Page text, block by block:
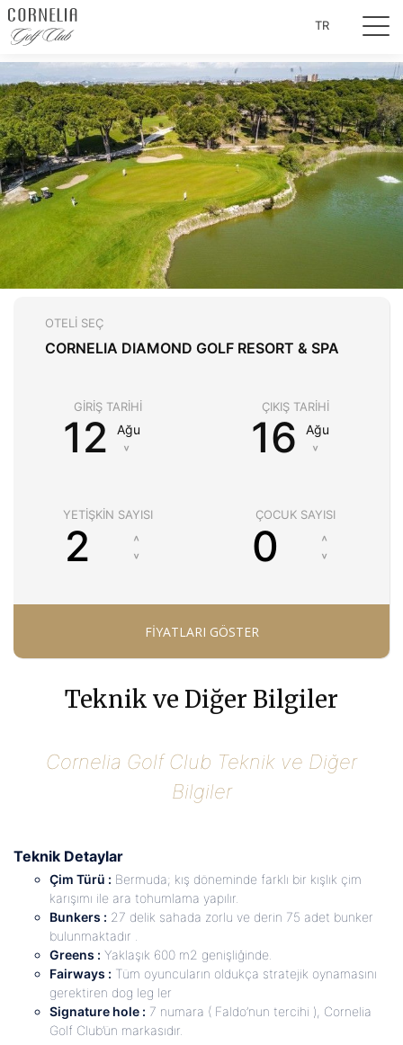
OTELI SEÇ
CORNELIA DIAMOND GOLF RESORT & SPA
GIRIŞ TARIHI
12 Ağu
˅
ÇIKIŞ TARIHI
16 Ağu
˅
YETIŞKIN SAYISI ÇOCUK SAYISI
Teknik ve Diğer Bilgiler
Cornelia Golf Club Teknik ve Diğer
Bilgiler
Teknik Detaylar
Çim Türü : Bermuda; kış döneminde farklı bir kışlık çim
karışımı ile ara tohumlama yapılır.
Bunkers : 27 delik sahada zorlu ve derin 75 adet bunker
bulunmaktadır .
Greens : Yaklaşık 600 m2 genişliğinde.
Fairways : Tüm oyuncuların oldukça stratejik oynamasını
gerektiren dog leg ler
Signature hole : 7 numara ( Faldo’nun tercihi ), Cornelia
Golf Club’ün markasıdır.
TR